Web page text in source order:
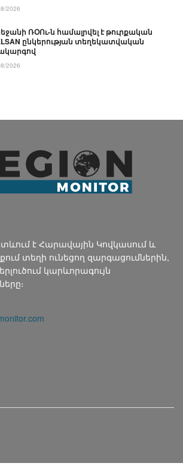
2026
ՌՕՈւ-ն համալրվել է թուրքական
ընկերության տեղեկատվական
2026
է Հարավային Կովկասում և
տեղի ունեցող զարգացումներին,
կարևորագույն